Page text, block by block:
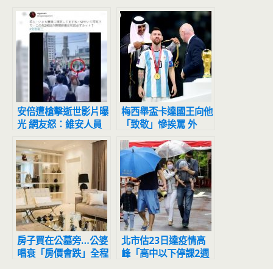
安倍遭槍擊逝世影片曝
光 網友怒：維安人員
到底在幹嘛？
梅西舉盃卡達國王向他
「致敬」慘挨罵 外
媒：毀了最偉大時刻
房子買在公墓旁…公婆
唱衰「房價會跌」全程
北市估23日達疫情高
峰「高中以下停課2週